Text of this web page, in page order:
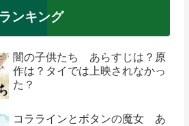
ンキング
闇の子供たち あらすじは？原
作は？タイでは上映されなかっ
た？
コララインとボタンの魔女 あ